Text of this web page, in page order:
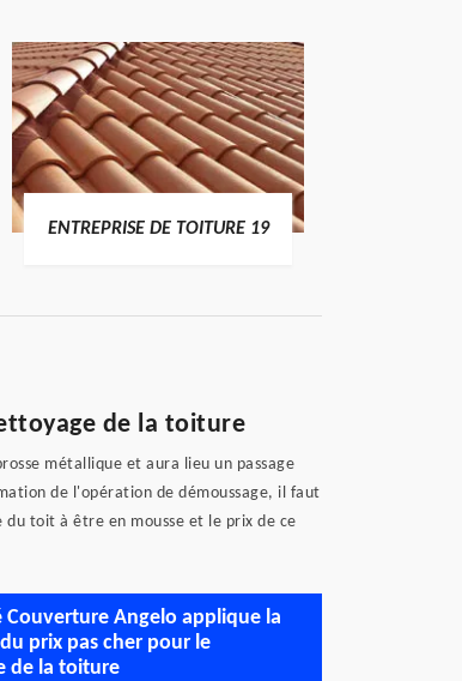
ENTREPRISE DE TOITURE 19
de la toiture
métallique et aura lieu un passage
de l'opération de démoussage, il faut
toit à être en mousse et le prix de ce
Couverture Angelo applique la
prix pas cher pour le
de la toiture